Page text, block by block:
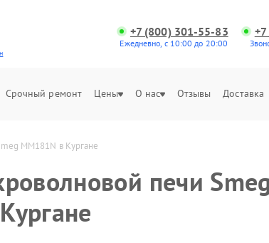
+7 (800) 301-55-83
Ежедневно, с 10:00 до 20:00
Срочный ремонт Цены О нас Отзывы Доставка
MM181N в Кургане
печи